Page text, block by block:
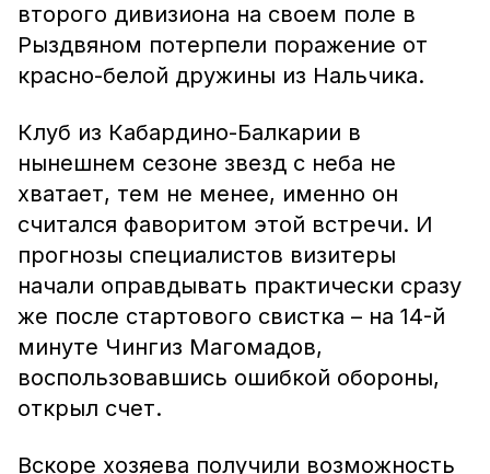
второго дивизиона на своем поле в
Рыздвяном потерпели поражение от
красно-белой дружины из Нальчика.
Клуб из Кабардино-Балкарии в
нынешнем сезоне звезд с неба не
хватает, тем не менее, именно он
считался фаворитом этой встречи. И
прогнозы специалистов визитеры
начали оправдывать практически сразу
же после стартового свистка – на 14-й
минуте Чингиз Магомадов,
воспользовавшись ошибкой обороны,
открыл счет.
Вскоре хозяева получили возможность